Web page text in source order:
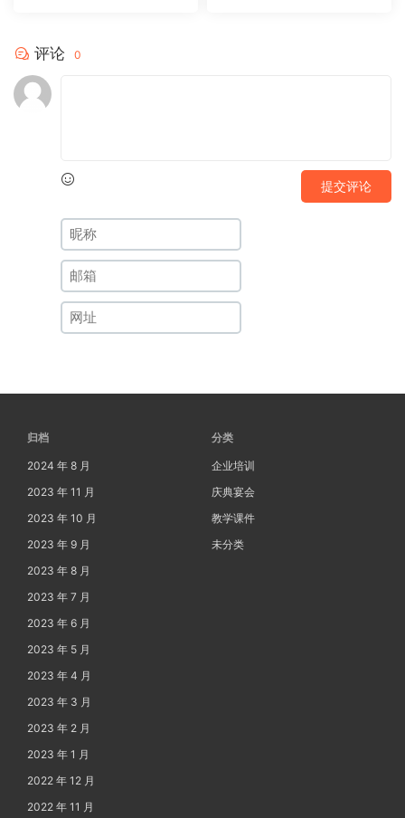
评论 0
提交评论
归档
2024 年 8 月
2023 年 11 月
2023 年 10 月
2023 年 9 月
2023 年 8 月
2023 年 7 月
2023 年 6 月
2023 年 5 月
2023 年 4 月
2023 年 3 月
2023 年 2 月
2023 年 1 月
2022 年 12 月
2022 年 11 月
分类
企业培训
庆典宴会
教学课件
未分类